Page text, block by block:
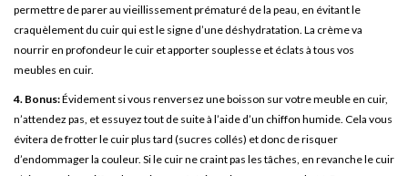
permettre de parer au vieillissement prématuré de la peau, en évitant le
craquèlement du cuir qui est le signe d’une déshydratation. La crème va
nourrir en profondeur le cuir et apporter souplesse et éclats à tous vos
meubles en cuir.
4. Bonus:Évidement si vous renversez une boisson sur votre meuble en cuir,
n’attendez pas, et essuyez tout de suite à l’aide d’un chiffon humide. Cela vous
évitera de frotter le cuir plus tard (sucres collés) et donc de risquer
d’endommager la couleur. Si le cuir ne craint pas les tâches, en revanche le cuir